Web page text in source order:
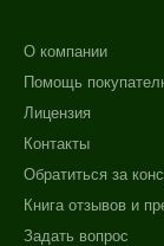
О компании
Помощь
Лицензия
Контакты
Обратиться за
Книга отзывов и
Задать вопрос